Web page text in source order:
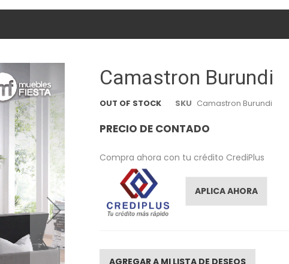
Camastron Burundi
OUT OF STOCK SKU Camastron Burundi
PRECIO DE CONTADO
Compra ahora con tu crédito CrediPlus
APLICA AHORA
AGREGAR A MI LISTA DE DESEOS